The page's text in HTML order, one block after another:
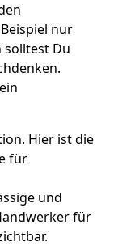
nur
solltest Du
Hier ist die
für
und
für